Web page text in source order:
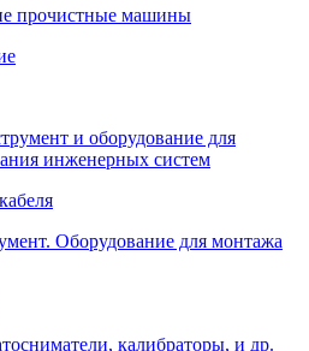
прочистные машины
и оборудование для
инженерных систем
Оборудование для монтажа
калибраторы, и др.